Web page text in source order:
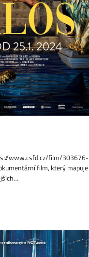
www.csfd.cz/film/303676-
film, který mapuje